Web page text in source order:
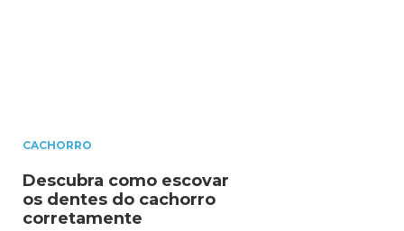
CACHORRO
Descubra como escovar
os dentes do cachorro
corretamente